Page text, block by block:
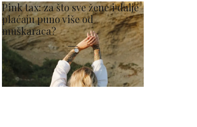
Pink tax: za što sve žene i dalje
plaćaju puno više od
muškaraca?